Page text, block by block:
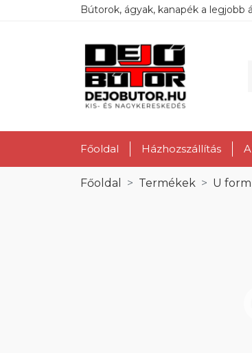
Bútorok, ágyak, kanapék a legjobb
Főoldal Házhozszállítás
Főoldal Termékek U